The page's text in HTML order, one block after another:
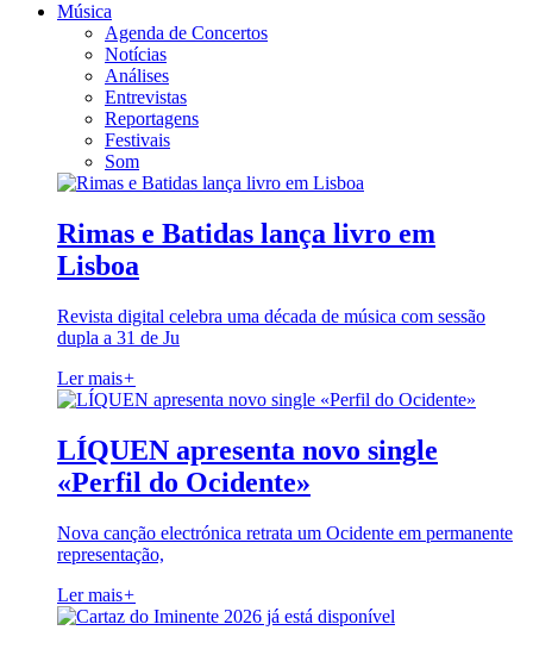
Música
Agenda de Concertos
Notícias
Análises
Entrevistas
Reportagens
Festivais
Som
Rimas e Batidas lança livro em
Lisboa
Revista digital celebra uma década de música com sessão
dupla a 31 de Ju
Ler mais+
LÍQUEN apresenta novo single
«Perfil do Ocidente»
Nova canção electrónica retrata um Ocidente em permanente
representação,
Ler mais+